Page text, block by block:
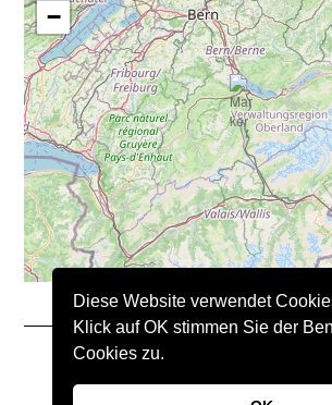
Diese Website verwendet
Klick auf OK stimmen Sie der
Cookies zu.
−